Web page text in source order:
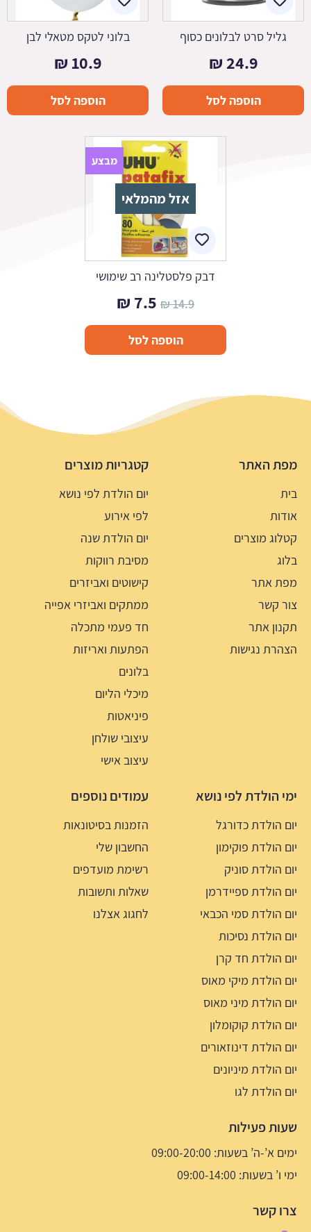
גליל סרט לבלונים כסוף
24.9
₪
הוספה לסל
בלוני לטקס מטאלי לבן
10.9
₪
הוספה לסל
אזל מהמלאי
מבצע
דבק פלסטלינה רב שימושי
14.9
₪ המחיר
המקורי
היה:
7.5
₪
הנוכחי
הוספה לסל
מפת האתר
בית
אודות
קטלוג מוצרים
בלוג
מפת אתר
צור קשר
תקנון אתר
הצהרת נגישות
קטגריות מוצרים
יום הולדת לפי נושא
לפי אירוע
יום הולדת שנה
מסיבת רווקות
קישוטים ואביזרים
ממתקים ואביזרי אפייה
חד פעמי מתכלה
הפתעות ואריזות
בלונים
מיכלי הליום
פיניאטות
עיצובי שולחן
עיצוב אישי
ימי הולדת לפי נושא
יום הולדת כדורגל
יום הולדת פוקימון
יום הולדת סוניק
יום הולדת ספיידרמן
יום הולדת סמי הכבאי
יום הולדת נסיכות
יום הולדת חד קרן
יום הולדת מיקי מאוס
יום הולדת מיני מאוס
יום הולדת קוקומלון
יום הולדת דינוזאורים
יום הולדת מיניונים
יום הולדת לגו
עמודים נוספים
הזמנות בסיטונאות
החשבון שלי
רשימת מועדפים
שאלות ותשובות
לחגוג אצלנו
שעות פעילות
ימים א’-ה’ בשעות: 09:00-20:00
ימי ו’ בשעות: 09:00-14:00
צרו קשר